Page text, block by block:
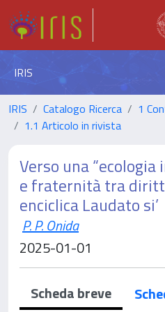
IRIS
IRIS Catalogo Ricerca
1
1.1 Articolo in rivista
Verso una
e fraternità tra
enciclica Laudato si’
P. P. Onida
2025-01-01
Scheda breve